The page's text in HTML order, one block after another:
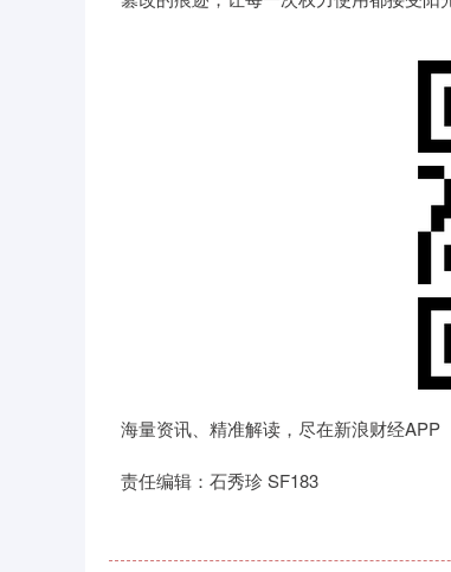
海量资讯、精准解读，尽在新浪财经APP
责任编辑：石秀珍 SF183